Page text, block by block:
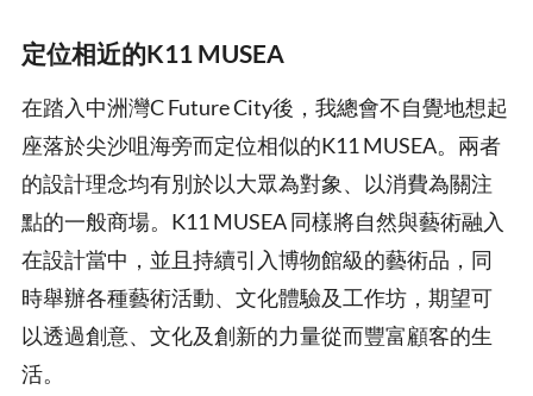
定位相近的K11 MUSEA
在踏入中洲灣C Future City後，我總會不自覺地想起
座落於尖沙咀海旁而定位相似的K11 MUSEA。兩者
的設計理念均有別於以大眾為對象、以消費為關注
點的一般商場。K11 MUSEA 同樣將自然與藝術融入
在設計當中，並且持續引入博物館級的藝術品，同
時舉辦各種藝術活動、文化體驗及工作坊，期望可
以透過創意、文化及創新的力量從而豐富顧客的生
活。